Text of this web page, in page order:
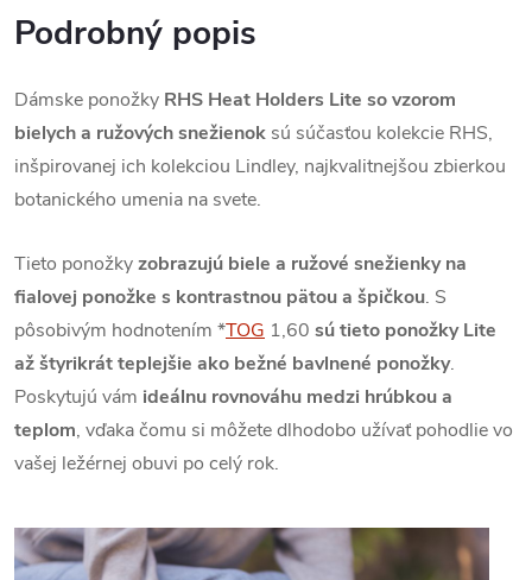
Podrobný popis
Dámske ponožky RHS Heat Holders Lite so vzorom
bielych a ružových snežienok sú súčasťou kolekcie RHS,
inšpirovanej ich kolekciou Lindley, najkvalitnejšou zbierkou
botanického umenia na svete.
Tieto ponožkyzobrazujú biele a ružové snežienky na
fialovej ponožke s kontrastnou pätou a špičkou. S
pôsobivým hodnotením *TOG 1,60 sú tieto ponožky Lite
až štyrikrát teplejšie ako bežné bavlnené ponožky.
Poskytujú vám ideálnu rovnováhu medzi hrúbkou a
teplom, vďaka čomu si môžete dlhodobo užívať pohodlie vo
vašej ležérnej obuvi po celý rok.